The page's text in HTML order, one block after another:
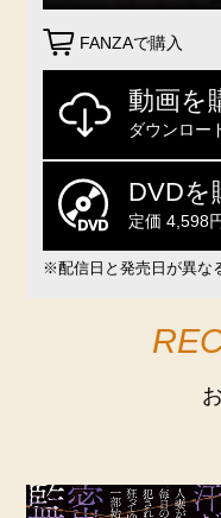
FANZAで購入
動画を
ダウンロー
DVDを
定価 4,598
※配信日と発売日が異な